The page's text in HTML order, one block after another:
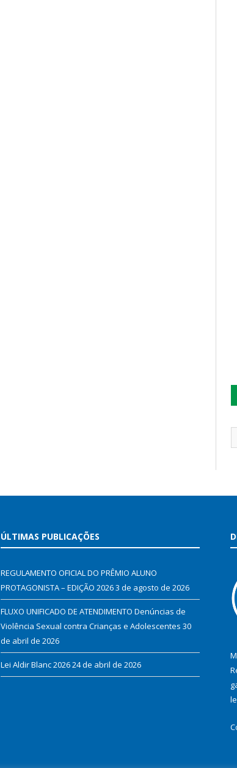
ÚLTIMAS PUBLICAÇÕES
REGULAMENTO OFICIAL DO PRÊMIO ALUNO
PROTAGONISTA – EDIÇÃO 20263 de agosto de 2026
FLUXO UNIFICADO DE ATENDIMENTO Denúncias de
Violência Sexual contra Crianças e Adolescentes 30
de abril de 2026
Lei Aldir Blanc 202624 de abril de 2026